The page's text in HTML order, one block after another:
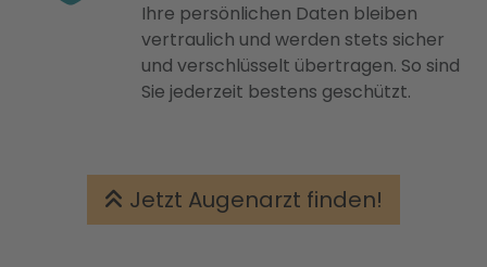
Ihre persönlichen Daten bleiben
vertraulich und werden stets sicher
und verschlüsselt übertragen. So sind
Sie jederzeit bestens geschützt.
Jetzt Augenarzt finden!